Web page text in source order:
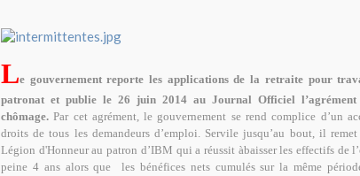
Le gouvernement reporte les applications de la retraite pour
patronat et publie le 26 juin 2014 au Journal Officiel l’agrément
chômage. Par cet agrément, le gouvernement se rend complice d’un
droits de tous les demandeurs d’emploi. Servile jusqu’au bout, il
Légion d'Honneur au patron d’IBM qui a réussit àbaisser les effectifs de
peine 4 ans alors que les bénéfices nets cumulés sur la même